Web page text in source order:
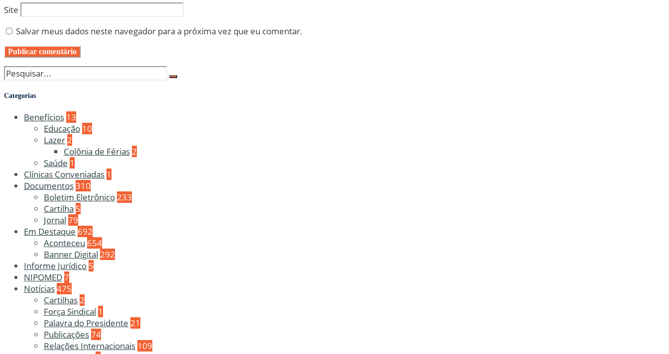
Site
Salvar meus dados neste navegador para a próxima vez que eu comentar.
Categorias
Benefícios 13
Educação 10
Lazer2
Colônia de Férias2
Saúde 1
Clínicas Conveniadas 1
Documentos310
Boletim Eletrônico233
Cartilha 5
Jornal 79
Em Destaque 692
Aconteceu 654
Banner Digital 292
Informe Jurídico 5
NIPOMED7
Notícias475
Cartilhas2
Força Sindical 1
Palavra do Presidente 21
Publicações74
Relações Internacionais 109